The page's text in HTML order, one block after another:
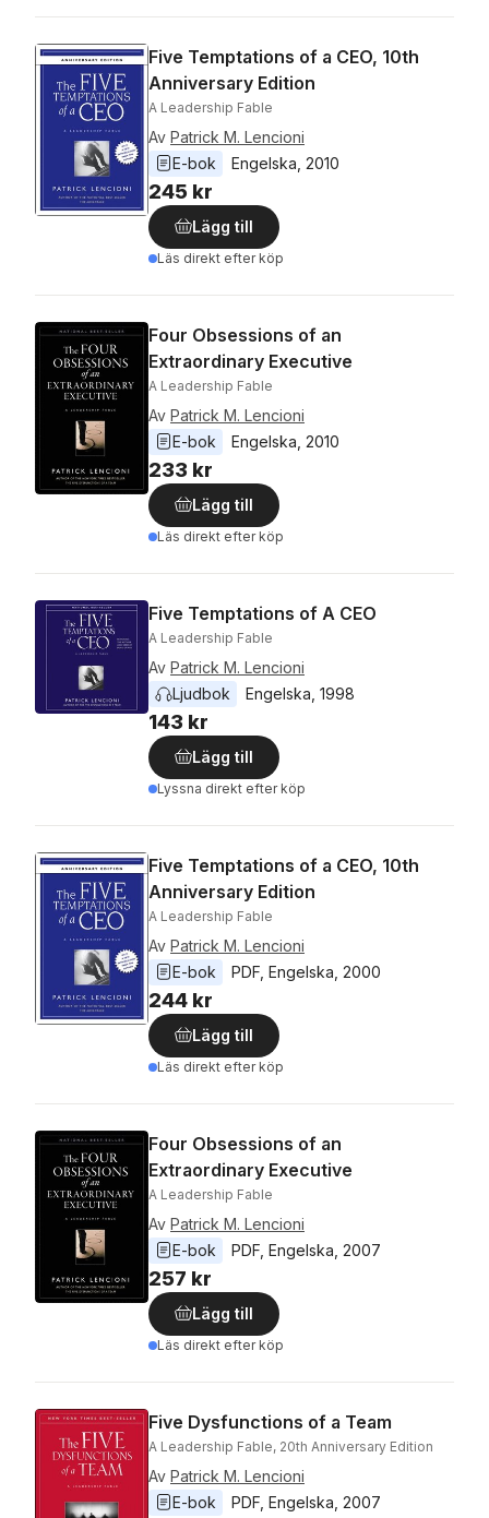
Five Temptations of a CEO, 10th
Anniversary Edition
A Leadership Fable
Av Patrick M. Lencioni
E-bok
Engelska 2010
245 kr
Lägg till
Läs direkt efter köp
Four Obsessions of an
Extraordinary Executive
A Leadership Fable
Av Patrick M. Lencioni
E-bok
Engelska 2010
233 kr
Lägg till
Läs direkt efter köp
Five Temptations of A CEO
A Leadership Fable
Av Patrick M. Lencioni
Ljudbok
Engelska 1998
143 kr
Lägg till
Lyssna direkt efter köp
Five Temptations of a CEO, 10th
Anniversary Edition
A Leadership Fable
Av Patrick M. Lencioni
E-bok
PDF Engelska 2000
244 kr
Lägg till
Läs direkt efter köp
Four Obsessions of an
Extraordinary Executive
A Leadership Fable
Av Patrick M. Lencioni
E-bok
PDF Engelska 2007
257 kr
Lägg till
Läs direkt efter köp
Five Dysfunctions of a Team
A Leadership Fable, 20th Anniversary Edition
Av Patrick M. Lencioni
E-bok
PDF Engelska 2007